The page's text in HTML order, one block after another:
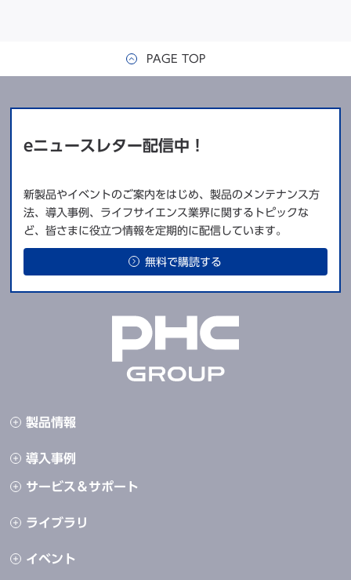
PAGE TOP
製品情報
導入事例
サービス＆サポート
ライブラリ
イベント
eニュースレター配信中！
新製品やイベントのご案内をはじめ、製品のメンテナンス方
法、導入事例、ライフサイエンス業界に関するトピックな
ど、皆さまに役立つ情報を定期的に配信しています。
無料で購読する